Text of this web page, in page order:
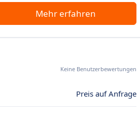
Mehr erfahren
Keine Benutzerbewertungen
Preis auf Anfrage